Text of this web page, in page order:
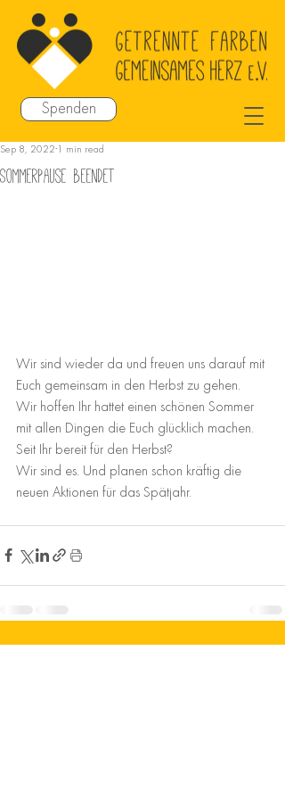
Spenden
Sommerpause beendet
Sep 8, 2022 1 min read
Wir sind wieder da und freuen uns darauf mit
Euch gemeinsam in den Herbst zu gehen.
Wir hoffen Ihr hattet einen schönen Sommer
mit allen Dingen die Euch glücklich machen.
Seit Ihr bereit für den Herbst?
Wir sind es. Und planen schon kräftig die
neuen Aktionen für das Spätjahr.